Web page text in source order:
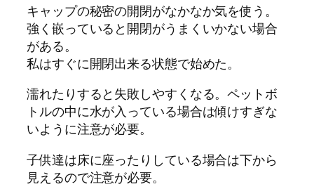
キャップの秘密の開閉がなかなか気を使う。
強く嵌っていると開閉がうまくいかない場合
がある。
私はすぐに開閉出来る状態で始めた。
濡れたりすると失敗しやすくなる。ペットボ
トルの中に水が入っている場合は傾けすぎな
いように注意が必要。
子供達は床に座ったりしている場合は下から
見えるので注意が必要。